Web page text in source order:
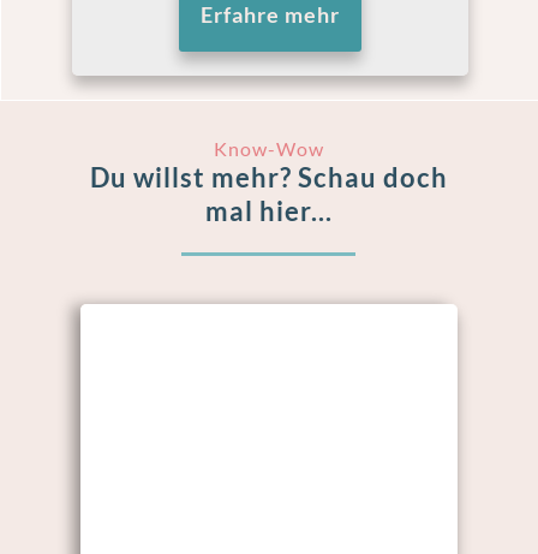
Erfahre mehr
Know-Wow
Du willst mehr? Schau doch
mal hier...